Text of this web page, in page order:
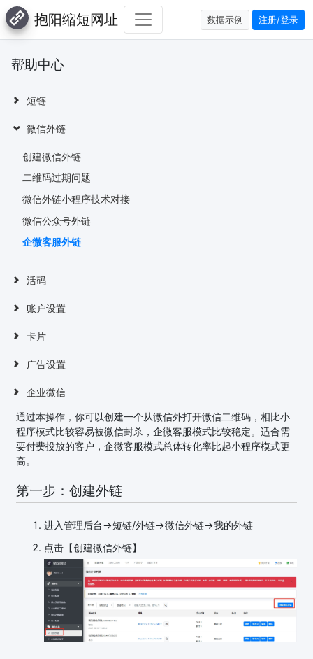
抱阳缩短网址 数据示例 注册/登录
帮助中心
短链
微信外链
创建微信外链
二维码过期问题
微信外链小程序技术对接
微信公众号外链
企微客服外链
活码
账户设置
卡片
广告设置
企业微信
通过本操作，你可以创建一个从微信外打开微信二维码，相比小
程序模式比较容易被微信封杀，企微客服模式比较稳定。适合需
要付费投放的客户，企微客服模式总体转化率比起小程序模式更
高。
第一步：创建外链
进入管理后台->短链/外链->微信外链->我的外链
点击【创建微信外链】